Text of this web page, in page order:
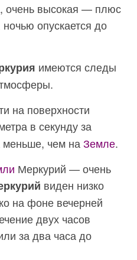
, очень высокая — плюс
опускается до
имеются следы
на поверхности
в секунду за
меньше, чем на Земле.
Меркурий — очень
виден низко
на фоне вечерней
двух часов
за два часа до